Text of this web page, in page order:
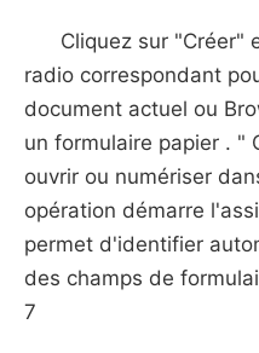
Cliquez sur "Créer"
radio correspondant
document actuel ou
un formulaire papier . "
ouvrir ou numériser
opération démarre
permet d'identifier
des champs de
7